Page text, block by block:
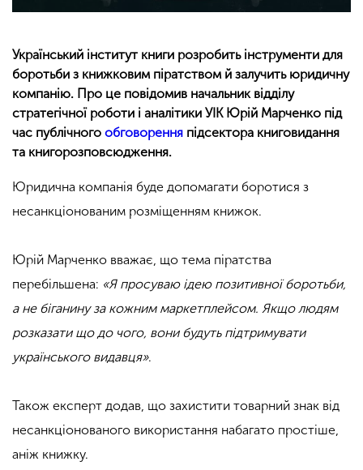
Український інститут книги розробить інструменти для
боротьби з книжковим піратством й залучить юридичну
компанію. Про це повідомив начальник відділу
стратегічної роботи і аналітики УІК Юрій Марченко під
час публічного обговорення підсектора книговидання
та книгорозповсюдження.
Юридична компанія буде допомагати боротися з
несанкціонованим розміщенням книжок.
Юрій Марченко вважає, що тема піратства
перебільшена: «Я просуваю ідею позитивної боротьби,
а не біганину за кожним маркетплейсом. Якщо людям
розказати що до чого, вони будуть підтримувати
українського видавця».
Також експерт додав, що захистити товарний знак від
несанкціонованого використання набагато простіше,
аніж книжку.